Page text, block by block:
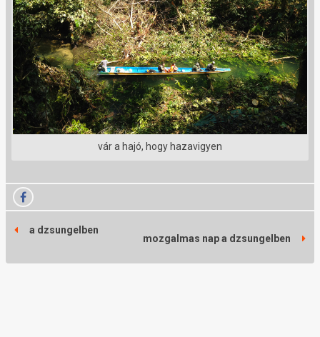
vár a hajó, hogy hazavigyen
a dzsungelben
mozgalmas nap a dzsungelben